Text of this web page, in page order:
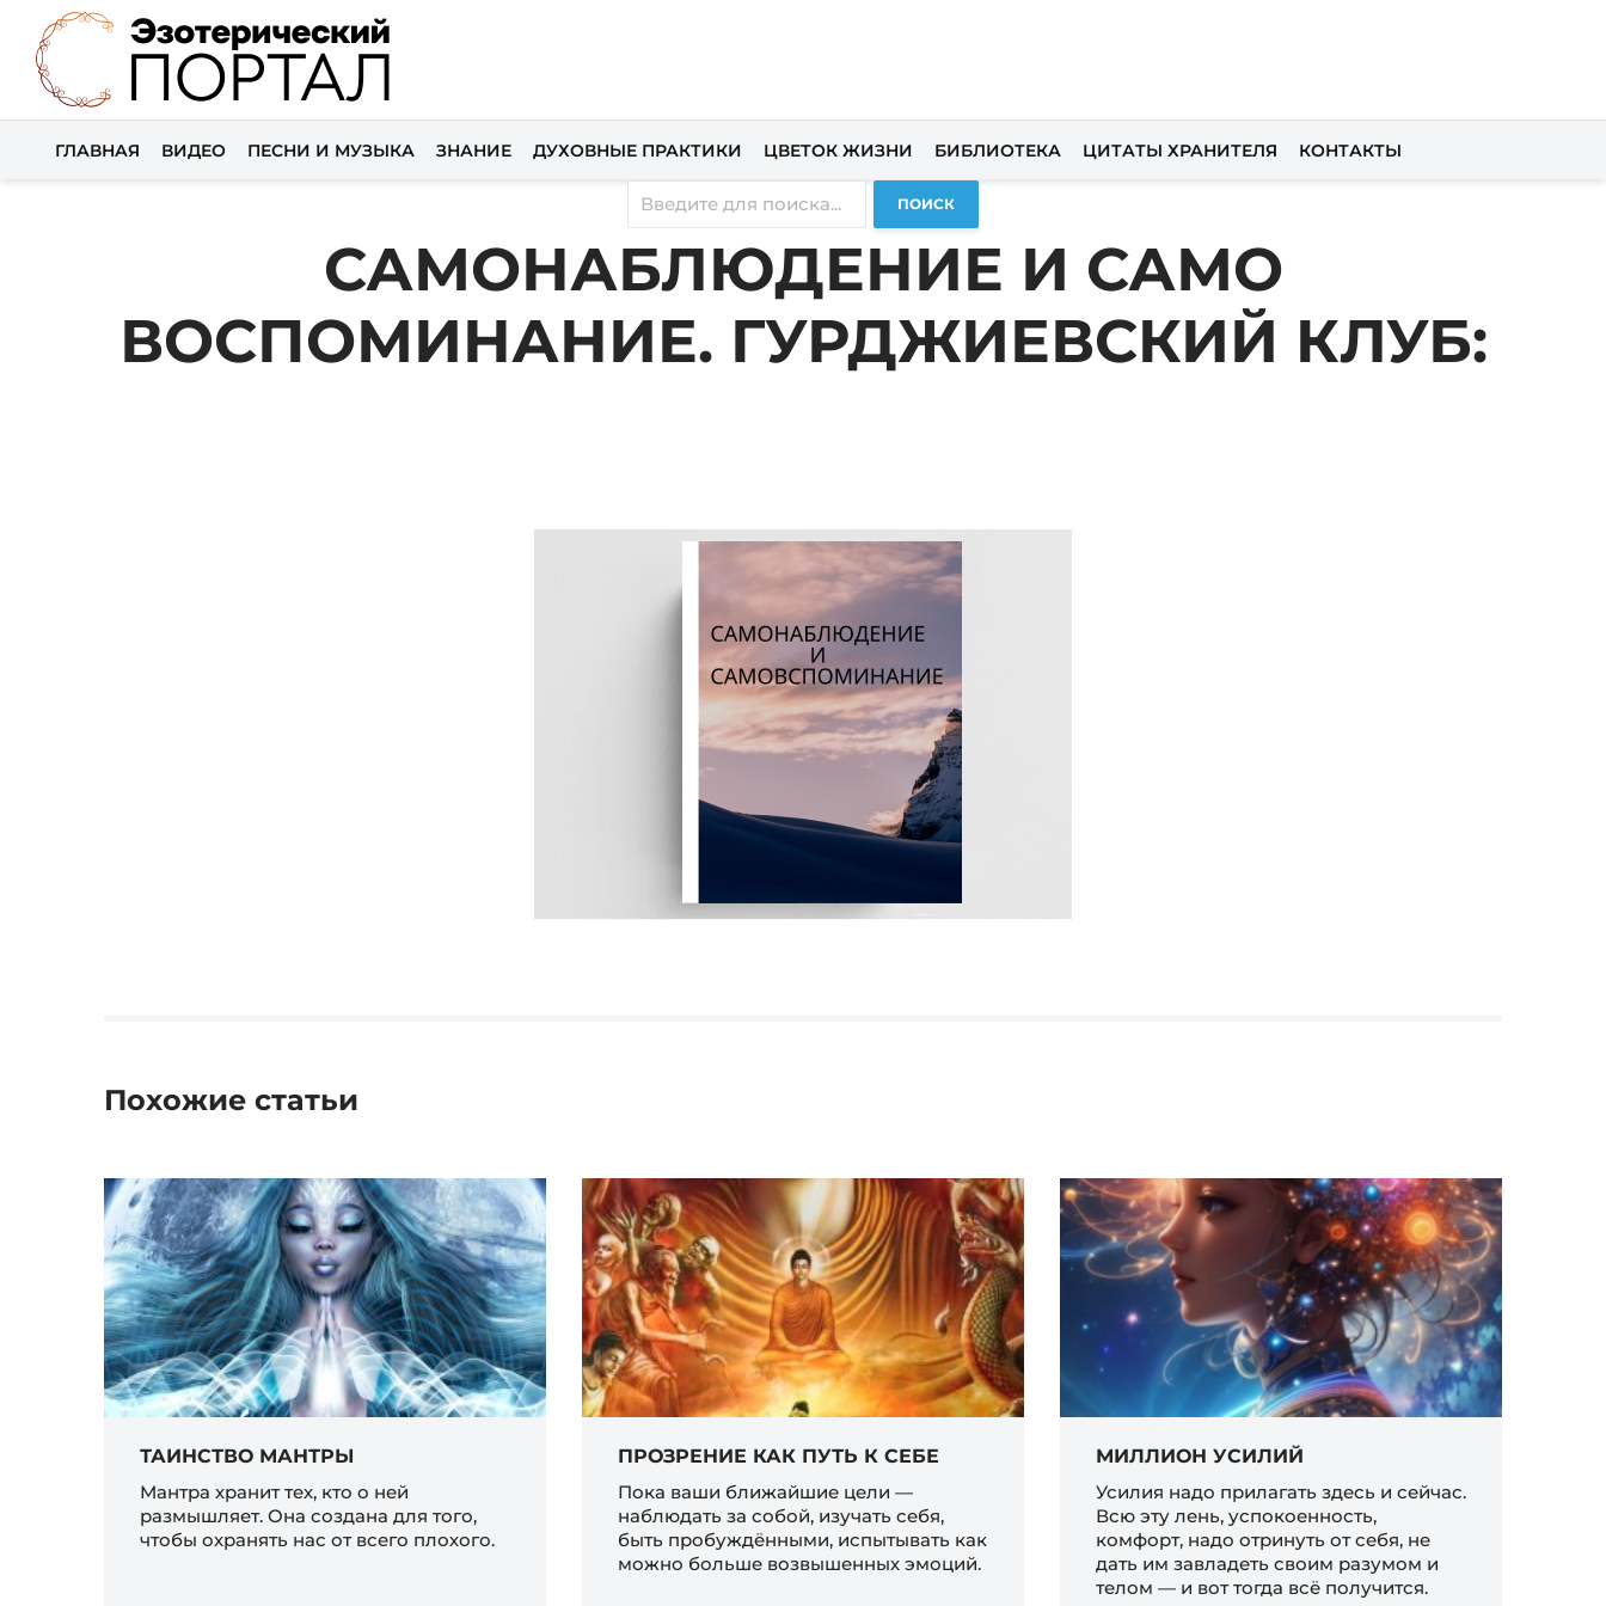
ГЛАВНАЯ ВИДЕО ПЕСНИ И МУЗЫКА ЗНАНИЕ ДУХОВНЫЕ ПРАКТИКИ ЦВЕТОК ЖИЗНИ БИБЛИОТЕКА ЦИТАТЫ ХРАНИТЕЛЯ КОНТАКТЫ
ПОИСК
САМОНАБЛЮДЕНИЕ И САМО
ВОСПОМИНАНИЕ. ГУРДЖИЕВСКИЙ КЛУБ:
Похожие статьи
ТАИНСТВО МАНТРЫ
Мантра хранит тех, кто о ней
размышляет. Она создана для того,
чтобы охранять нас от всего плохого.
ПРОЗРЕНИЕ КАК ПУТЬ К СЕБЕ
Пока ваши ближайшие цели —
наблюдать за собой, изучать себя,
быть пробуждёнными, испытывать как
можно больше возвышенных эмоций.
МИЛЛИОН УСИЛИЙ
Усилия надо прилагать здесь и сейчас.
Всю эту лень, успокоенность,
комфорт, надо отринуть от себя, не
дать им завладеть своим разумом и
телом — и вот тогда всё получится.